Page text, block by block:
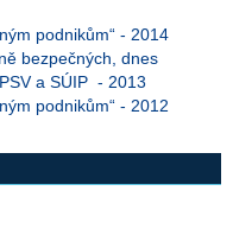
podnikům“ - 2014
bezpečných, dnes
a SÚIP - 2013
podnikům“ - 2012